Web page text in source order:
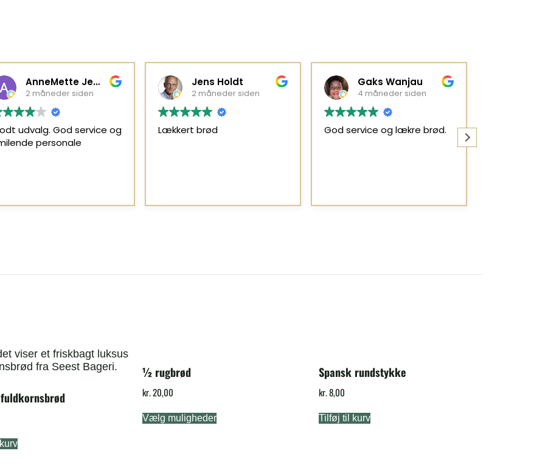
AnneMette Jepsen
2 måneder siden
udvalg. God service og
personale
Jens Holdt
2 måneder siden
Lækkert brød
Gaks Wanjau
4 måneder siden
God service og lækre brød.
½ rugbrød
kr.20,00
Vælg muligheder
Spansk rundstykke
kr.8,00
Tilføj til kurv